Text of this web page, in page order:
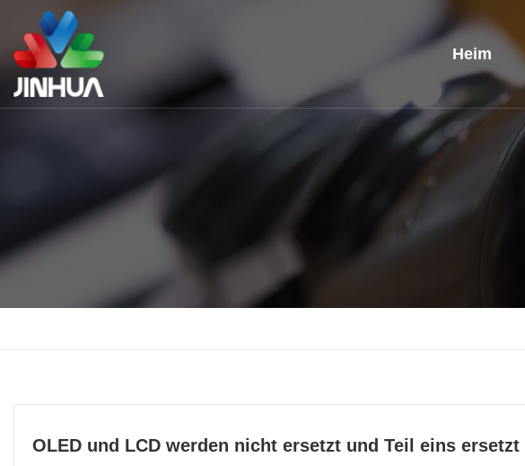
Heim
OLED und LCD werden nicht ersetzt und Teil eins ersetzt